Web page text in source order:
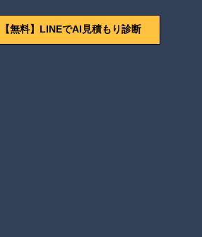
【無料】LINEでAI見積もり診断